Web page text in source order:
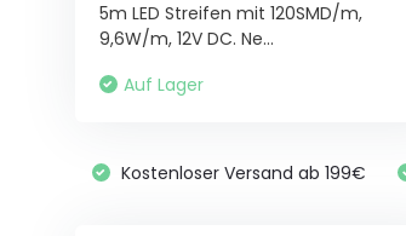
5m LED Streifen mit 120SMD/m,
9,6W/m, 12V DC. Ne...
Auf Lager
Kostenloser Versand ab 199€